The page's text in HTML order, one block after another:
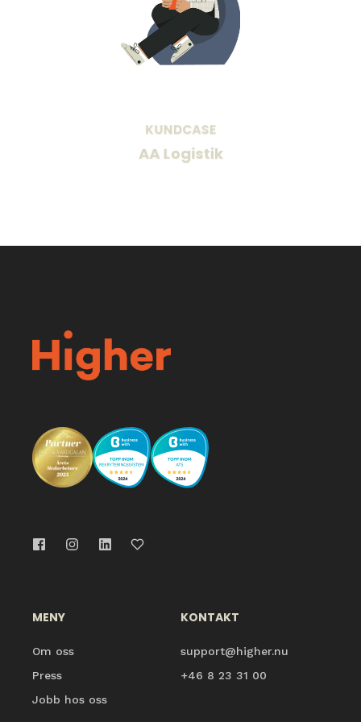
KUNDCASE
AA Logistik
"Jeg tror virkelig dette er veien å gå. Å
jobbe CV-fritt har fungert veldig bra. Det
smidigere, sier Caroline.
MENY
Om oss
Press
Jobb hos oss
KONTAKT
support@higher.nu
+46 8 23 31 00